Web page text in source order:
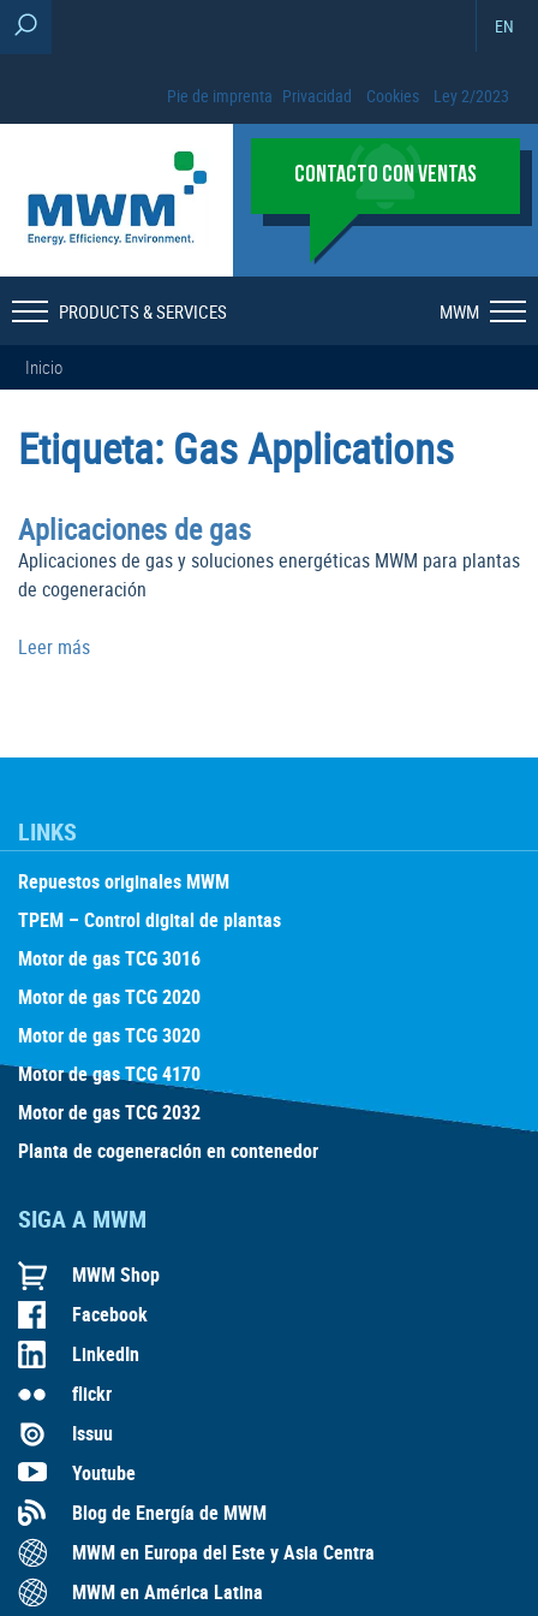
EN
Pie de imprenta Privacidad Cookies Ley 2/2023
CONTACTO CON VENTAS
PRODUCTS & SERVICES MWM
Inicio
Etiqueta: Gas Applications
Aplicaciones de gas
Aplicaciones de gas y soluciones energéticas MWM para plantas
de cogeneración
Leer más
LINKS
Repuestos originales MWM
TPEM – Control digital de plantas
Motor de gas TCG 3016
Motor de gas TCG 2020
Motor de gas TCG 3020
Motor de gas TCG 4170
Motor de gas TCG 2032
Planta de cogeneración en contenedor
SIGA A MWM
MWM Shop
Facebook
LinkedIn
flickr
Issuu
Youtube
Blog de Energía de MWM
MWM en Europa del Este y Asia Centra
MWM en América Latina